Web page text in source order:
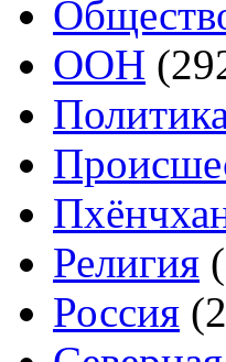
ООН
Религия
Россия